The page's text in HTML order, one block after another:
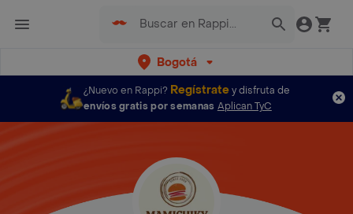
Bogotá
¿Nuevo en Rappi? Regístratey disfruta de
envíos gratis por semanas Aplican TyC